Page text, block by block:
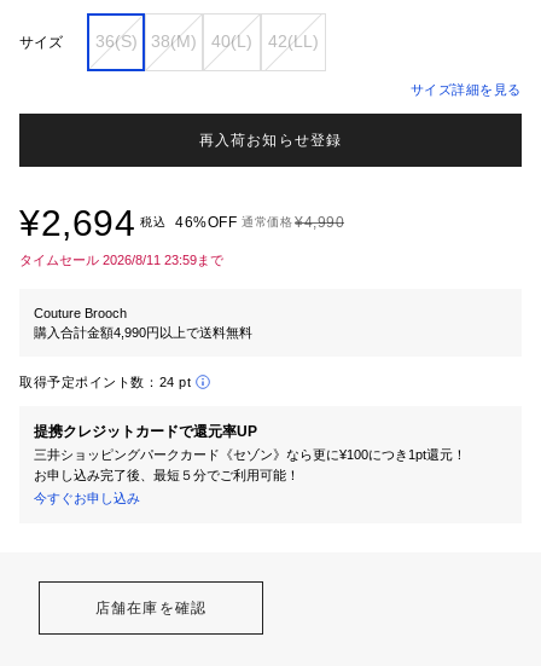
サイズ 36(S) 38(M) 40(L) 42(LL)
サイズ詳細を見る
再入荷お知らせ登録
¥2,694 税込 46%OFF 通常価格¥4,990
タイムセール 2026/8/11 23:59まで
Couture Brooch
購入合計金額4,990円以上で送料無料
取得予定ポイント数： 24 pt
提携クレジットカードで還元率UP
三井ショッピングパークカード《セゾン》なら更に¥100につき1pt還元！
お申し込み完了後、最短５分でご利用可能！
今すぐお申し込み
店舗在庫を確認